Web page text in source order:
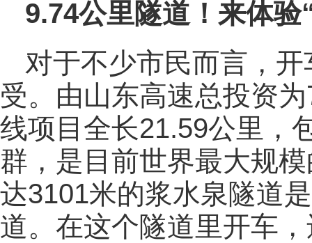
9.74公里隧道！来体
对于不少市民而言，
受。由山东高速总投资
线项目全长21.59公里，
群，是目前世界最大规
达3101米的浆水泉隧道
道。在这个隧道里开车